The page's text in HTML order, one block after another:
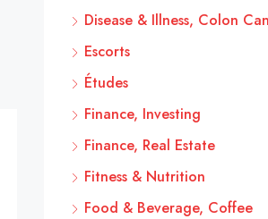
Disease & Illness, Colon
Escorts
Études
Finance, Investing
Finance, Real Estate
Fitness & Nutrition
Food & Beverage, Coffee